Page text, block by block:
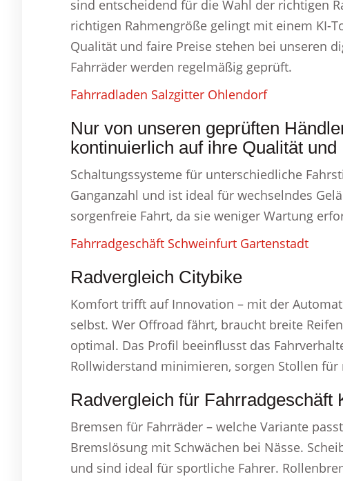
sind entscheidend für die Wahl der richtigen
richtigen Rahmengröße gelingt mit einem KI-
Qualität und faire Preise stehen bei unseren
Fahrräder werden regelmäßig geprüft.
Fahrradladen Salzgitter Ohlendorf
Nur von unseren geprüften
kontinuierlich auf ihre Qualität
Schaltungssysteme für unterschiedliche
Ganganzahl und ist ideal für wechselndes
sorgenfreie Fahrt, da sie weniger Wartung
Fahrradgeschäft Schweinfurt Gartenstadt
Radvergleich Citybike
Komfort trifft auf Innovation – mit der
selbst. Wer Offroad fährt, braucht breite
optimal. Das Profil beeinflusst das
Rollwiderstand minimieren, sorgen Stollen
Radvergleich für Fahrradgeschäft
Bremsen für Fahrräder – welche Variante
Bremslösung mit Schwächen bei Nässe.
und sind ideal für sportliche Fahrer.